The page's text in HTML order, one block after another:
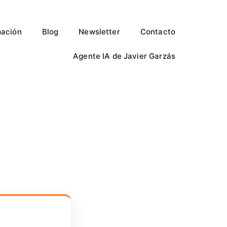
Blog Newsletter Contacto
Agente IA de Javier Garzás